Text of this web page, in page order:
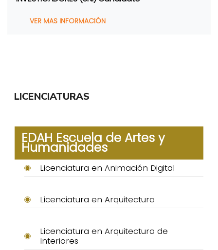
VER MAS INFORMACIÓN
LICENCIATURAS
EDAH Escuela de Artes y
Humanidades
Licenciatura en Animación Digital
Licenciatura en Arquitectura
Licenciatura en Arquitectura de
Interiores